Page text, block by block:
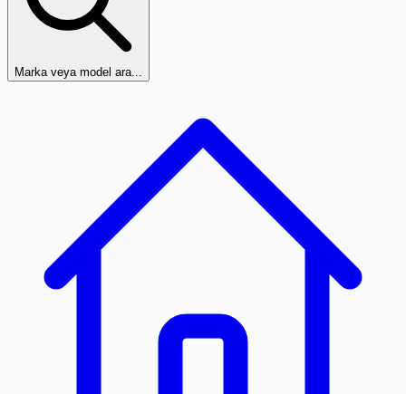
Marka veya model ara...